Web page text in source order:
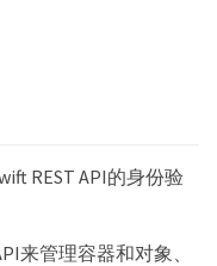
REST API的身份验
来管理容器和对象、